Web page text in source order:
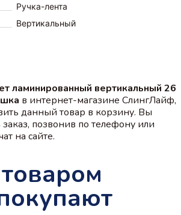
Ручка-лента
Вертикальный
ламинированный вертикальный 26
в интернет-магазине СлингЛайф,
данный товар в корзину. Вы
позвонив по телефону или
на сайте.